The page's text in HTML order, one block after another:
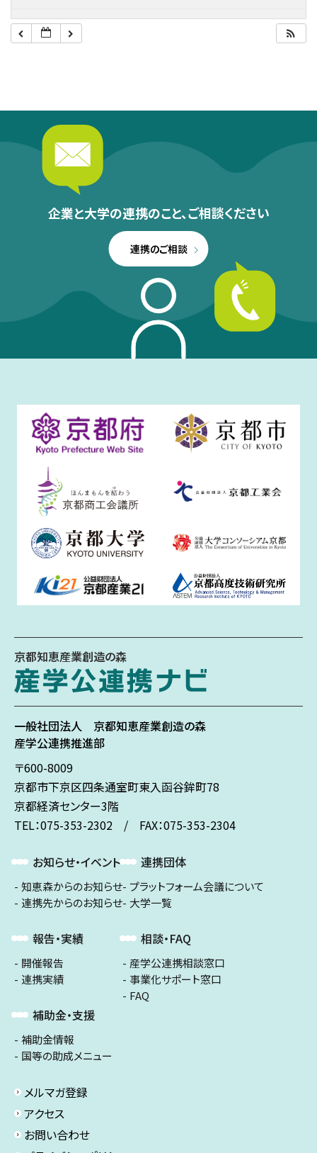
企業と大学の連携のこと、ご相談ください
連携のご相談
京都知恵産業創造の森
一般社団法人 京都知恵産業創造の森
産学公連携推進部
〒600-8009
京都市下京区四条通室町東入函谷鉾町78
京都経済センター3階
TEL：075-353-2302 / FAX：075-353-2304
お知らせ・イベント
知恵森からのお知らせ
連携先からのお知らせ
報告・実績
開催報告
連携実績
補助金・支援
補助金情報
国等の助成メニュー
連携団体
プラットフォーム会議について
大学一覧
相談・FAQ
産学公連携相談窓口
事業化サポート窓口
FAQ
メルマガ登録
アクセス
お問い合わせ